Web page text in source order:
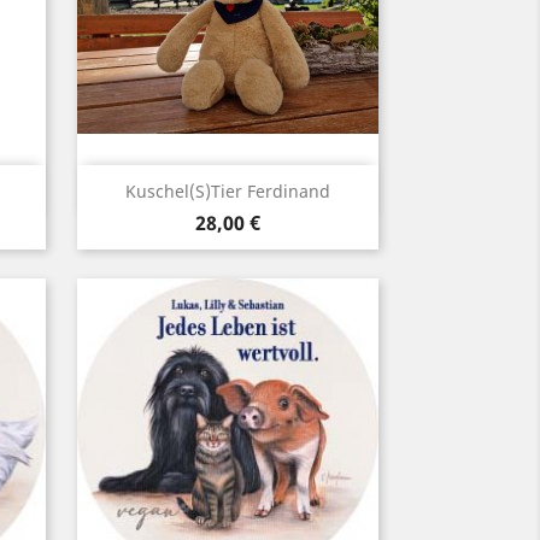
Kuschel(S)tier Ferdinand
Preis
28,00 €
Vorschau